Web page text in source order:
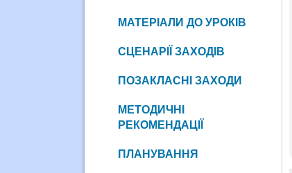
МАТЕРІАЛИ ДО УРОКІВ
СЦЕНАРІЇ ЗАХОДІВ
ПОЗАКЛАСНІ ЗАХОДИ
МЕТОДИЧНІ
РЕКОМЕНДАЦІЇ
ПЛАНУВАННЯ